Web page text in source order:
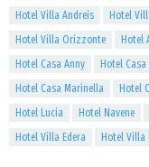
Hotel Villa Andreis
Hotel
Hotel Villa Orizzonte
Hotel
Hotel Casa Anny
Hotel
Hotel Casa Marinella
Hotel
Hotel Lucia
Hotel Navene
Hotel Villa Edera
Hotel Villa